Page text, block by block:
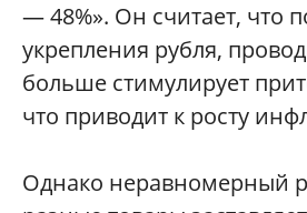
— 48%». Он считает, что
укрепления рубля,
больше стимулирует
что приводит к росту
Однако неравномерный